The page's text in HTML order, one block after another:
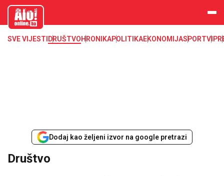
aloonline.b
SVE VIJESTI DRUŠTVOHRONIKAPOLITIKAEKONOMIJASPORTVIP
Dodaj kao željeni izvor na google pretrazi
Društvo